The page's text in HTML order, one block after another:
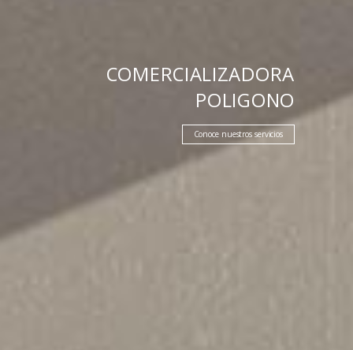
COMERCIALIZADORA
POLIGONO
Conoce nuestros servicios